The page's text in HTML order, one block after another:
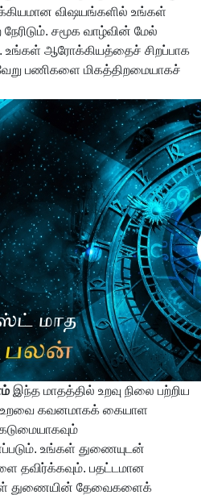
விஷயங்களில் உங்கள்
சமூக வாழ்வின் மேல்
உங்கள் ஆரோக்கியத்தைச் சிறப்பாக
பணிகளை மிகத்திறமையாகச்
இந்த மாதத்தில் உறவு நிலை பற்றிய
கவனமாகக் கையாள
உங்கள் துணையுடன்
தவிர்க்கவும். பதட்டமான
துணையின் தேவைகளைக்